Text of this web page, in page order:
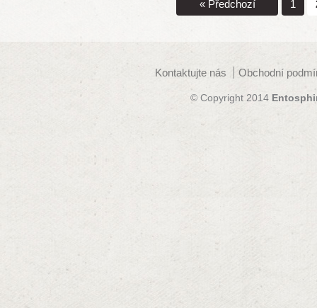
« Předchozí 1
Kontaktujte nás Obchodní
© Copyright 2014